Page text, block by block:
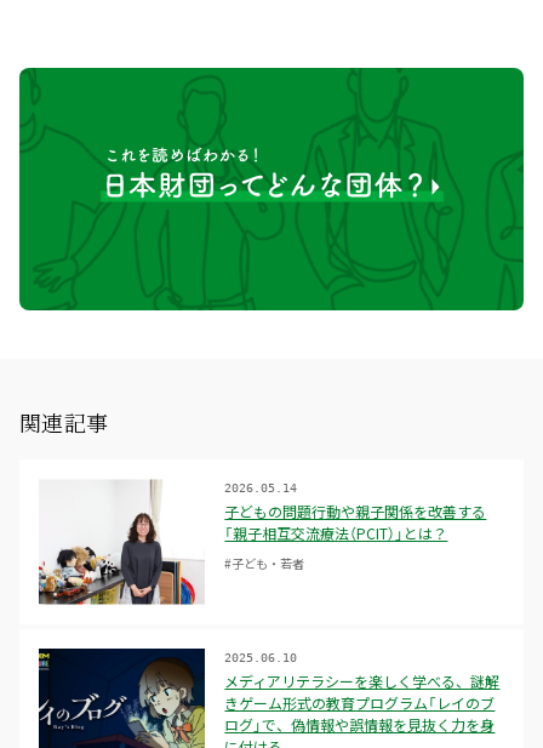
関連記事
子どもの問題行動や親子関係を改善する
「親子相互交流療法（PCIT）」とは？
2026.05.14
#子ども・若者
メディアリテラシーを楽しく学べる、謎解
きゲーム形式の教育プログラム「レイのブ
ログ」で、偽情報や誤情報を見抜く力を身
2025.06.10